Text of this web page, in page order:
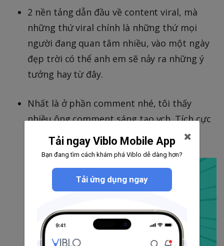
2 nền tảng dẫn đầu về content viral, mà
những thứ viral chính là những thứ mọi
người đang quan tâm nhiều, vào một ngày
đẹp trời có thể anh em sẽ nảy ra những ý
tưởng hay từ đây.
Nhất là ở phần comment nhé, tôi thấy
nhiều ông comment sáng tạo vch. Tích cực
xem live, vận may sẽ đến
)))
Tải ngay Viblo Mobile App
Bạn đang tìm cách khám phá Viblo dễ dàng hơn?
Tải ứng dụng ngay